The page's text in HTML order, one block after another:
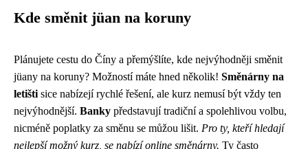
Kde směnit jüan na koruny
Plánujete cestu do Číny a přemýšlíte, kde nejvýhodněji směnit
jüany na koruny? Možností máte hned několik! Směnárny na
letišti sice nabízejí rychlé řešení, ale kurz nemusí být vždy ten
nejvýhodnější. Banky představují tradiční a spolehlivou volbu,
nicméně poplatky za směnu se můžou lišit. Pro ty, kteří hledají
nejlepší možný kurz, se nabízí online směnárny. Ty často